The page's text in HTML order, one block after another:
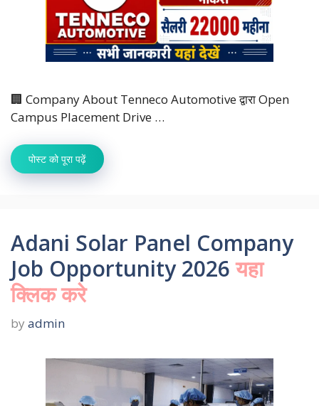
🏢 Company About Tenneco Automotive द्वारा Open
Campus Placement Drive …
पोस्ट को पूरा पढ़ें
Adani Solar Panel Company
Job Opportunity 2026यहा
क्लिक करे
by admin